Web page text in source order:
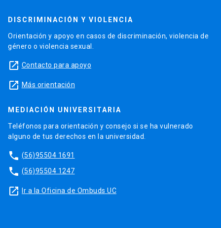
DISCRIMINACIÓN Y VIOLENCIA
Orientación y apoyo en casos de discriminación, violencia de
género o violencia sexual.
launch Contacto para apoyo
launch Más orientación
MEDIACIÓN UNIVERSITARIA
Teléfonos para orientación y consejo si se ha vulnerado
alguno de tus derechos en la universidad.
phone (56)95504 1691
phone (56)95504 1247
launch Ir a la Oficina de Ombuds UC